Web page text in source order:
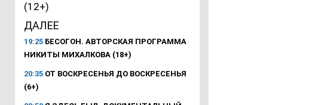
(12+)
ДАЛЕЕ
19:25 БЕСОГОН. АВТОРСКАЯ ПРОГРАММА
НИКИТЫ МИХАЛКОВА (18+)
20:35 ОТ ВОСКРЕСЕНЬЯ ДО ВОСКРЕСЕНЬЯ
(6+)